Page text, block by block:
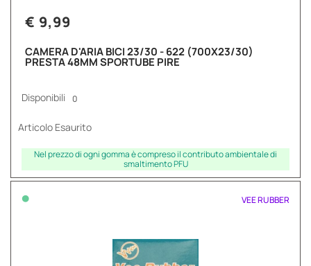
€ 9,99
CAMERA D'ARIA BICI 23/30 - 622 (700X23/30)
PRESTA 48MM SPORTUBE PIRE
Disponibili 0
Articolo Esaurito
Nel prezzo di ogni gomma è compreso il contributo ambientale di
smaltimento PFU
• VEE RUBBER